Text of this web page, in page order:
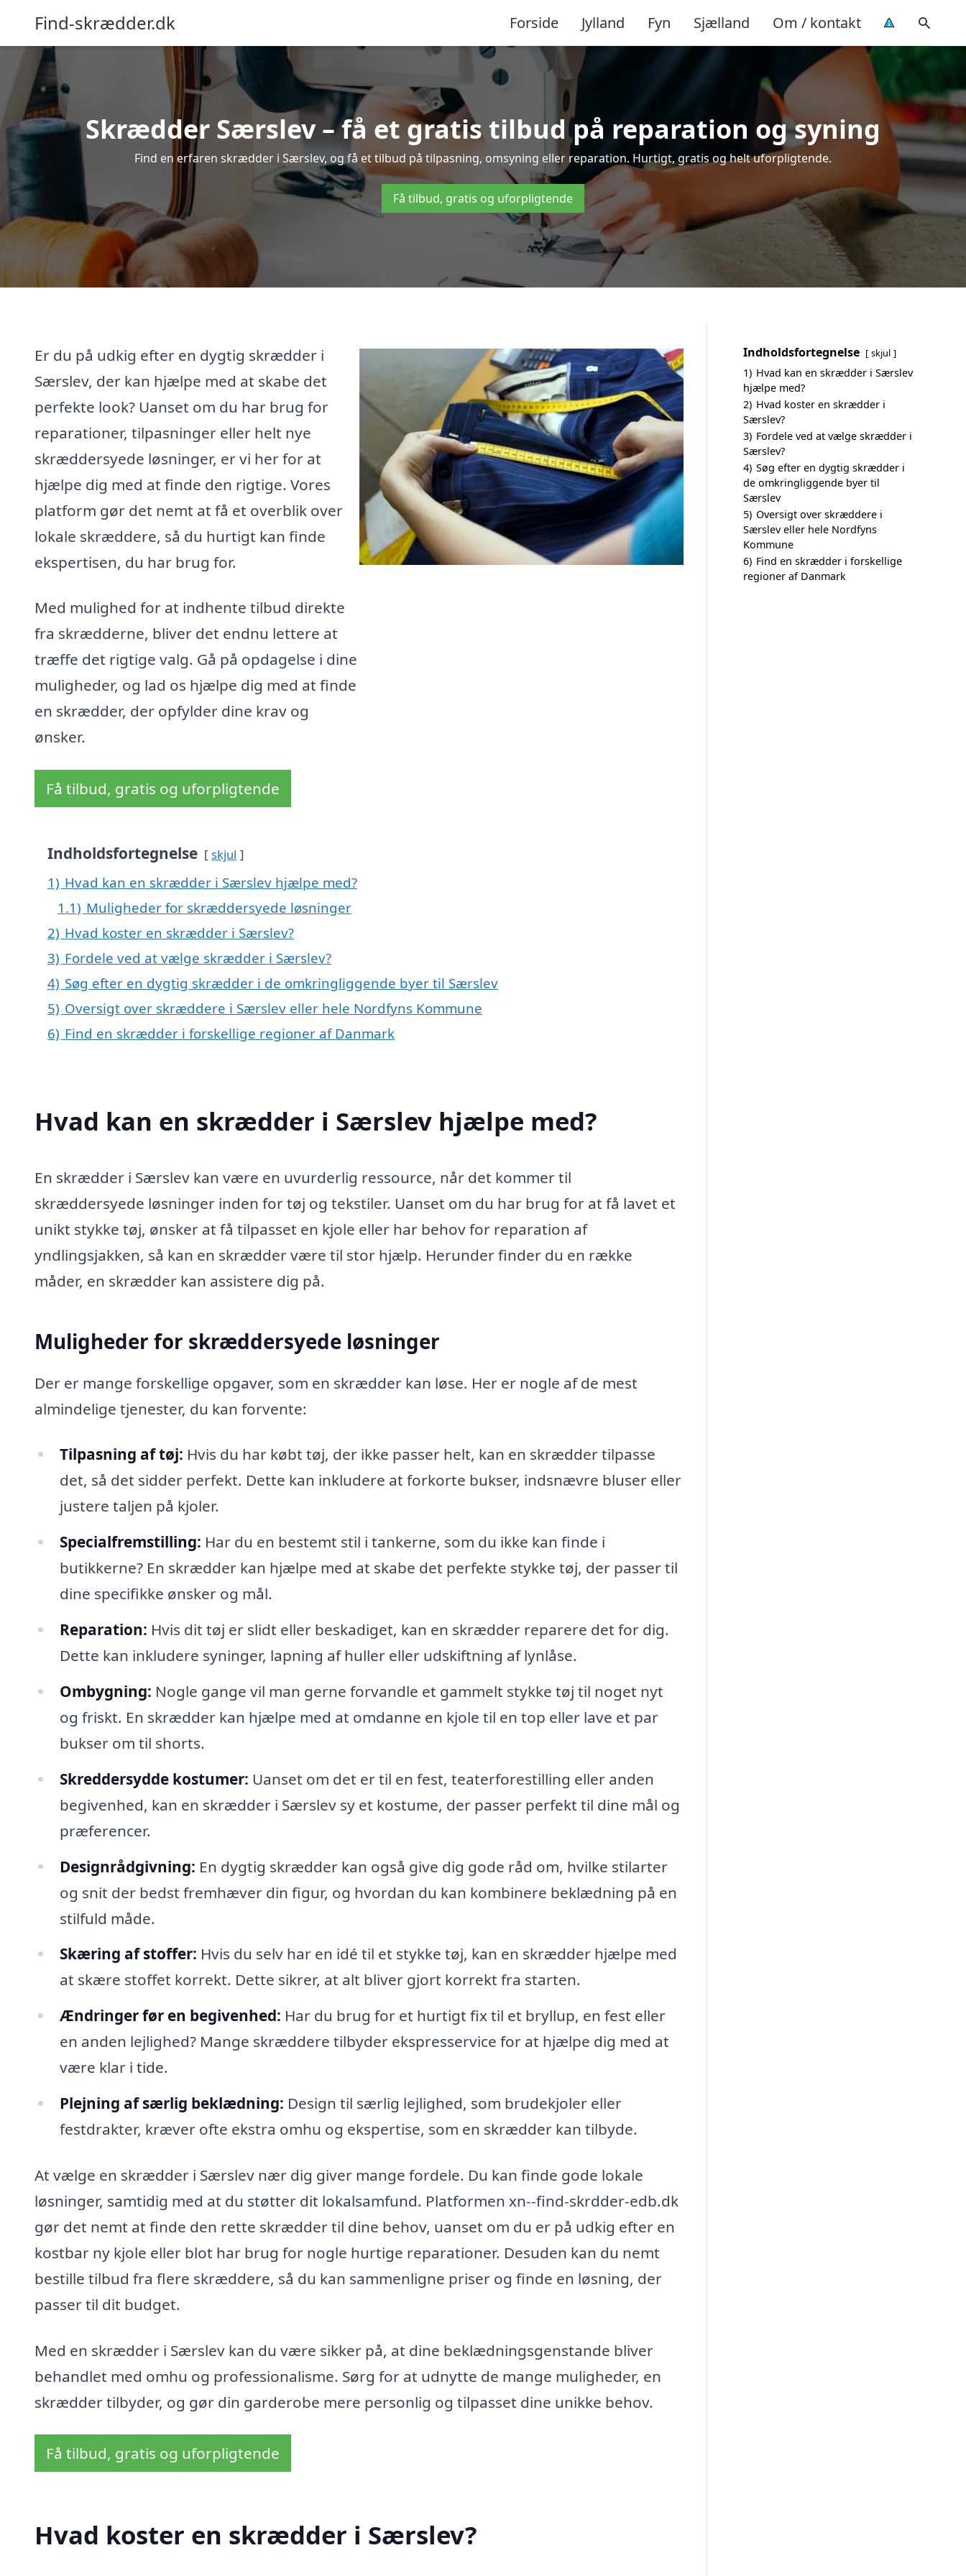
Find-skrædder.dk Forside Jylland Fyn Sjælland Om / kontakt
Skrædder Særslev – få et gratis tilbud på reparation og syning
Find en erfaren skrædder i Særslev, og få et tilbud på tilpasning, omsyning eller reparation. Hurtigt, gratis og helt uforpligtende.
Få tilbud, gratis og uforpligtende
Er du på udkig efter en dygtig skrædder i
Særslev, der kan hjælpe med at skabe det
perfekte look? Uanset om du har brug for
reparationer, tilpasninger eller helt nye
skræddersyede løsninger, er vi her for at
hjælpe dig med at finde den rigtige. Vores
platform gør det nemt at få et overblik over
lokale skræddere, så du hurtigt kan finde
ekspertisen, du har brug for.
Med mulighed for at indhente tilbud direkte
fra skrædderne, bliver det endnu lettere at
træffe det rigtige valg. Gå på opdagelse i dine
muligheder, og lad os hjælpe dig med at finde
en skrædder, der opfylder dine krav og
ønsker.
Få tilbud, gratis og uforpligtende
Indholdsfortegnelse skjul
1) Hvad kan en skrædder i Særslev hjælpe med?
1.1) Muligheder for skræddersyede løsninger
2) Hvad koster en skrædder i Særslev?
3) Fordele ved at vælge skrædder i Særslev?
4) Søg efter en dygtig skrædder i de omkringliggende byer til Særslev
5) Oversigt over skræddere i Særslev eller hele Nordfyns Kommune
6) Find en skrædder i forskellige regioner af Danmark
Hvad kan en skrædder i Særslev hjælpe med?
En skrædder i Særslev kan være en uvurderlig ressource, når det kommer til
skræddersyede løsninger inden for tøj og tekstiler. Uanset om du har brug for at få lavet et
unikt stykke tøj, ønsker at få tilpasset en kjole eller har behov for reparation af
yndlingsjakken, så kan en skrædder være til stor hjælp. Herunder finder du en række
måder, en skrædder kan assistere dig på.
Muligheder for skræddersyede løsninger
Der er mange forskellige opgaver, som en skrædder kan løse. Her er nogle af de mest
almindelige tjenester, du kan forvente:
Tilpasning af tøj: Hvis du har købt tøj, der ikke passer helt, kan en skrædder tilpasse
det, så det sidder perfekt. Dette kan inkludere at forkorte bukser, indsnævre bluser eller
justere taljen på kjoler.
Specialfremstilling: Har du en bestemt stil i tankerne, som du ikke kan finde i
butikkerne? En skrædder kan hjælpe med at skabe det perfekte stykke tøj, der passer til
dine specifikke ønsker og mål.
Reparation: Hvis dit tøj er slidt eller beskadiget, kan en skrædder reparere det for dig.
Dette kan inkludere syninger, lapning af huller eller udskiftning af lynlåse.
Ombygning: Nogle gange vil man gerne forvandle et gammelt stykke tøj til noget nyt
og friskt. En skrædder kan hjælpe med at omdanne en kjole til en top eller lave et par
bukser om til shorts.
Skreddersydde kostumer: Uanset om det er til en fest, teaterforestilling eller anden
begivenhed, kan en skrædder i Særslev sy et kostume, der passer perfekt til dine mål og
præferencer.
Designrådgivning: En dygtig skrædder kan også give dig gode råd om, hvilke stilarter
og snit der bedst fremhæver din figur, og hvordan du kan kombinere beklædning på en
stilfuld måde.
Skæring af stoffer: Hvis du selv har en idé til et stykke tøj, kan en skrædder hjælpe med
at skære stoffet korrekt. Dette sikrer, at alt bliver gjort korrekt fra starten.
Ændringer før en begivenhed: Har du brug for et hurtigt fix til et bryllup, en fest eller
en anden lejlighed? Mange skræddere tilbyder ekspresservice for at hjælpe dig med at
være klar i tide.
Plejning af særlig beklædning: Design til særlig lejlighed, som brudekjoler eller
festdrakter, kræver ofte ekstra omhu og ekspertise, som en skrædder kan tilbyde.
At vælge en skrædder i Særslev nær dig giver mange fordele. Du kan finde gode lokale
løsninger, samtidig med at du støtter dit lokalsamfund. Platformen xn--find-skrdder-edb.dk
gør det nemt at finde den rette skrædder til dine behov, uanset om du er på udkig efter en
kostbar ny kjole eller blot har brug for nogle hurtige reparationer. Desuden kan du nemt
bestille tilbud fra flere skræddere, så du kan sammenligne priser og finde en løsning, der
passer til dit budget.
Med en skrædder i Særslev kan du være sikker på, at dine beklædningsgenstande bliver
behandlet med omhu og professionalisme. Sørg for at udnytte de mange muligheder, en
skrædder tilbyder, og gør din garderobe mere personlig og tilpasset dine unikke behov.
Få tilbud, gratis og uforpligtende
Hvad koster en skrædder i Særslev?
Indholdsfortegnelse skjul
1) Hvad kan en skrædder i Særslev
hjælpe med?
2) Hvad koster en skrædder i
Særslev?
3) Fordele ved at vælge skrædder i
Særslev?
4) Søg efter en dygtig skrædder i
de omkringliggende byer til
Særslev
5) Oversigt over skræddere i
Særslev eller hele Nordfyns
Kommune
6) Find en skrædder i forskellige
regioner af Danmark